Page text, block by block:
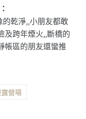
乾淨,,小朋友都敢
及跨年煙火,,斷橋的
帳區的朋友還蠻推
營場